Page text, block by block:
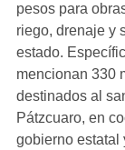
pesos para
riego, drenaje y
estado.
mencionan 330
destinados al
Pátzcuaro, en
gobierno estatal